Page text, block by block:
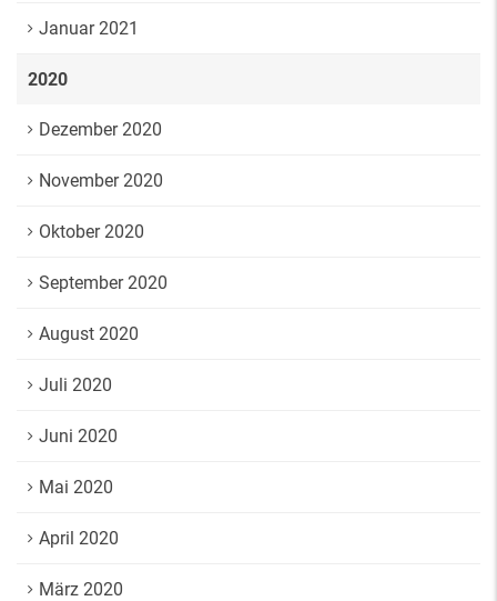
Januar 2021
2020
Dezember 2020
November 2020
Oktober 2020
September 2020
August 2020
Juli 2020
Juni 2020
Mai 2020
April 2020
März 2020